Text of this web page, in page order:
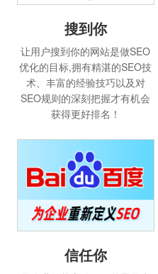
搜到你
让用户搜到你的网站是做SEO
优化的目标,拥有精湛的SEO技
术、丰富的经验技巧以及对
SEO规则的深刻把握才有机会
获得更好排名！
信任你